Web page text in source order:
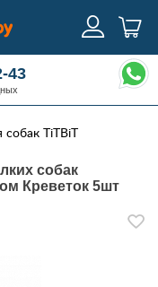
43
TiTBiT
собак
Креветок 5шт